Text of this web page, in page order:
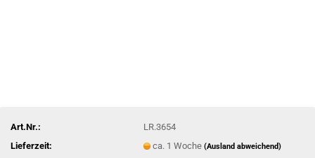
Art.Nr.:
LR.3654
Lieferzeit:
ca. 1 Woche(Ausland abweichend)